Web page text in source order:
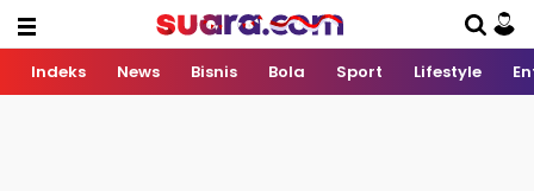
Indeks News Bisnis Bola Sport Lifestyle